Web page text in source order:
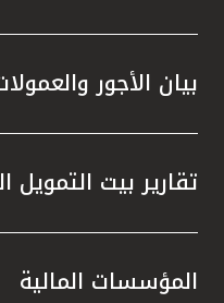
بيان الأجور
تقارير بيت التمويل
المؤسسات المالية